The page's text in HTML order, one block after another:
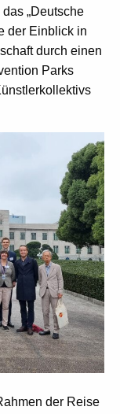
„Deutsche
der Einblick in
durch einen
Parks
der Reise